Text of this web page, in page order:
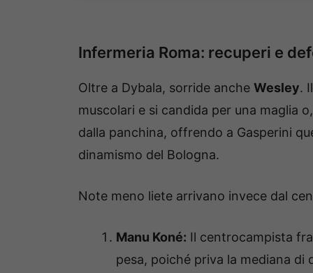
Infermeria Roma: recuperi e
Oltre a Dybala, sorride anche Wesley.
muscolari e si candida per una maglia
dalla panchina, offrendo a Gasperini
dinamismo del Bologna.
Note meno liete arrivano invece dal
Manu Koné: Il centrocampista
pesa, poiché priva la mediana